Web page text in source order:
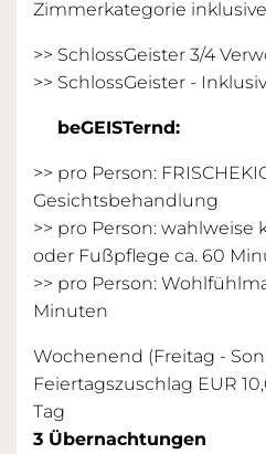
Zimmerkategorie inklusive
>> SchlossGeister 3/4
>> SchlossGeister -
beGEISTernd:
>> pro Person:
Gesichtsbehandlung
>> pro Person: wahlweise
oder Fußpflege ca. 60
>> pro Person:
Minuten
Wochenend (Freitag -
Feiertagszuschlag EUR
Tag
3 Übernachtungen